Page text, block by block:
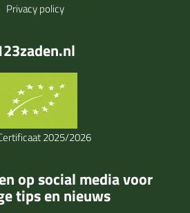
Privacy policy
2025/2026
op social media voor
tips en nieuws